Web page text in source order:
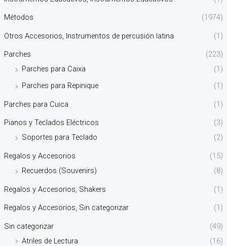
Métodos (1974)
Otros Accesorios, Instrumentos de percusión latina (1)
Parches
(223)
Parches para Caixa
(1)
Parches para Repinique
(1)
Parches para Cuica (1)
Pianos y Teclados Eléctricos
(3)
Soportes para Teclado
(2)
Regalos y Accesorios
(15)
Recuerdos (Souvenirs)
(8)
Regalos y Accesorios, Shakers (1)
Regalos y Accesorios, Sin categorizar (1)
Sin categorizar
(49)
Atriles de Lectura
(16)